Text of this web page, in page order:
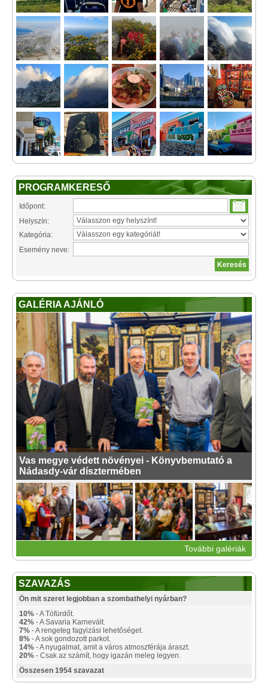
PROGRAMKERESŐ
Időpont:
Helyszín:
Kategória:
Esemény neve:
GALÉRIA AJÁNLÓ
Vas megye védett növényei - Könyvbemutató a
Nádasdy-vár dísztermében
További galériák
SZAVAZÁS
Ön mit szeret legjobban a szombathelyi nyárban?
10% - A Tófürdőt.
42% - A Savaria Karnevált.
7% - A rengeteg fagyizási lehetőséget.
8% - A sok gondozott parkot.
14% - A nyugalmat, amit a város atmoszférája áraszt.
20% - Csak az számít, hogy igazán meleg legyen.
Összesen 1954 szavazat